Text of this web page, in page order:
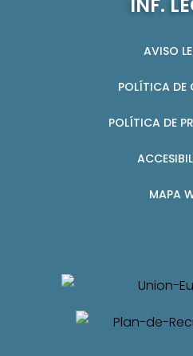
AVISO
POLÍTICA DE
POLÍTICA DE
MAPA